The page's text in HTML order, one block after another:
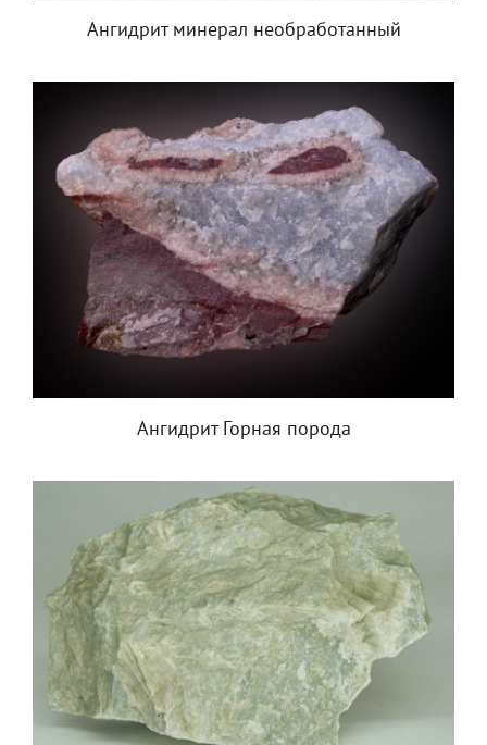
Ангидрит минерал необработанный
Ангидрит Горная порода